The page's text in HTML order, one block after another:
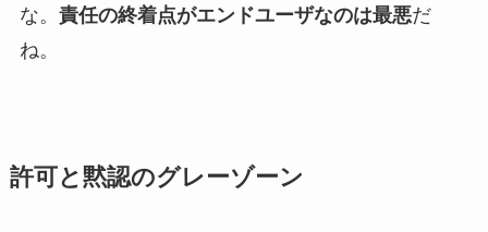
な。 責任の終着点がエンドユーザなのは最悪だ
ね。
許可と黙認のグレーゾーン